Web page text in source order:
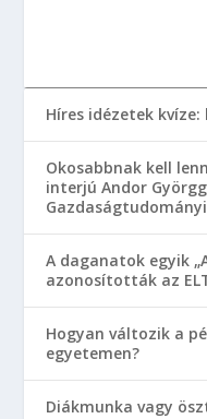
Híres idézetek
Okosabbnak kell
interjú Andor
A daganatok egyik
azonosították az
Hogyan változik a
egyetemen?
Diákmunka vagy